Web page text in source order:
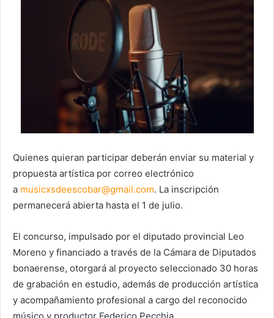
Quienes quieran participar deberán enviar su material y
propuesta artística por correo electrónico
a musicxsdeescobar@gmail.com. La inscripción
permanecerá abierta hasta el 1 de julio.
El concurso, impulsado por el diputado provincial Leo
Moreno y financiado a través de la Cámara de Diputados
bonaerense, otorgará al proyecto seleccionado 30 horas
de grabación en estudio, además de producción artística
y acompañamiento profesional a cargo del reconocido
músico y productor Federico Pecchia.